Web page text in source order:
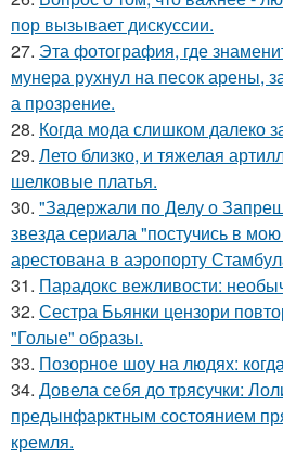
пор вызывает дискуссии.
27. Эта фотография, где
мунера рухнул на песок арены,
а прозрение.
28. Когда мода слишком далеко
29. Лето близко, и тяжелая
шелковые платья.
30. "Задержали по Делу о
звезда сериала "постучись в
арестована в аэропорту
31. Парадокс вежливости:
32. Сестра Бьянки цензори
"Голые" образы.
33. Позорное шоу на людях:
34. Довела себя до трясучки:
предынфарктным состоянием
кремля.